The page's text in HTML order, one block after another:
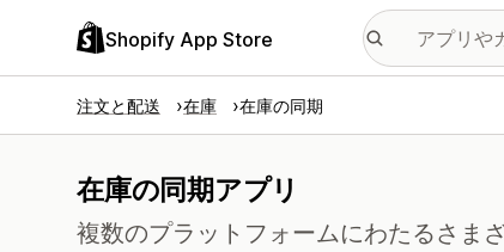
Shopify App Store
注文と配送 在庫 在庫の同期
在庫の同期アプリ
複数のプラットフォームにわたるさま